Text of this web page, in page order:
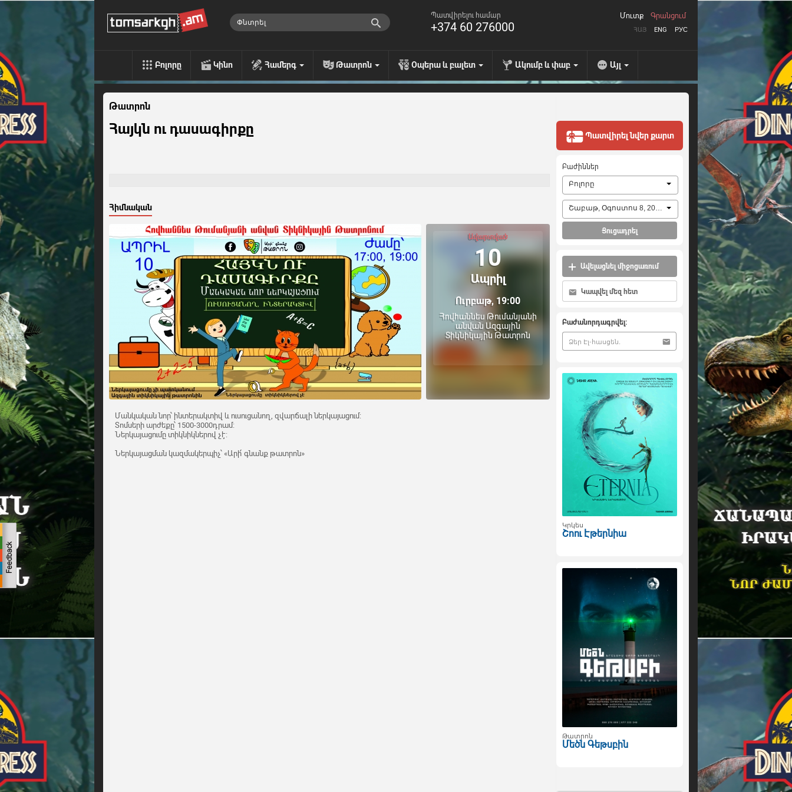
Պատվիրելու համար
+374 60 276000 ՀԱՅ ENG РУС
Մուտք Գրանցում
Բոլորը Կինո Համերգ Թատրոն Օպերա և բալետ Ակումբ և փաբ Այլ
Թատրոն
Հայկն ու դասագիրքը
Հիմնական
Ավարտված
10
Ապրիլ
Ուրբաթ, 19:00
Հովհաննես Թումանյանի
անվան Ազգային
Տիկնիկային Թատրոն
Մանկական նոր՝ ինտերակտիվ և ուսուցանող, զվարճալի ներկայացում:
Տոմսերի արժեքը՝ 1500-3000դրամ:
Ներկայացումը տիկնիկներով չէ:
Ներկայացման կազմակերպիչ՝ «Արի՛ գնանք թատրոն»
Պատվիրել նվեր քարտ
Բաժիններ
Բոլորը
Շաբաթ, Օգոստոս 8, 2026
Ցուցադրել
Ավելացնել միջոցառում
Կապվել մեզ հետ
Բաժանորդագրվել:
Կրկես
Շոու Էթերնիա
Թատրոն
Մեծն Գեթսբին